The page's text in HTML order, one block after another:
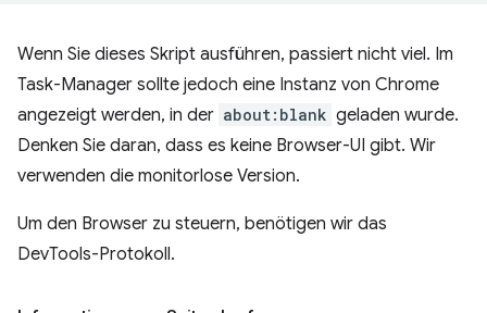
Wenn Sie dieses Skript ausführen, passiert nicht viel. Im
Task-Manager sollte jedoch eine Instanz von Chrome
angezeigt werden, in der about:blank geladen wurde.
Denken Sie daran, dass es keine Browser-UI gibt. Wir
verwenden die monitorlose Version.
Um den Browser zu steuern, benötigen wir das
DevTools-Protokoll.